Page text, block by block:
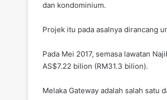
dan kondominium.
Projek itu pada asalnya dirancang
Pada Mei 2017, semasa lawatan
AS$7.22 bilion (RM31.3 bilion).
Melaka Gateway adalah salah satu